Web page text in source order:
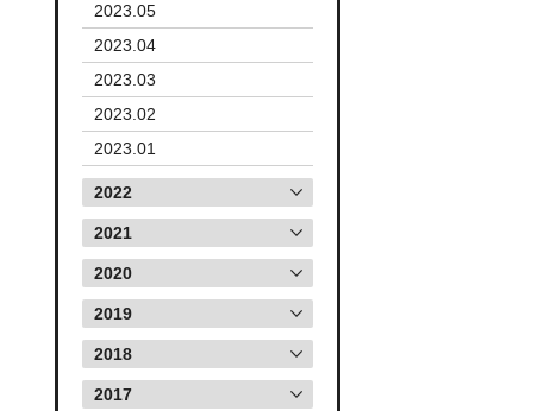
2023.05
2023.04
2023.03
2023.02
2023.01
2022
2021
2020
2019
2018
2017